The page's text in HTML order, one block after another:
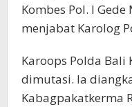
Kombes Pol. I
menjabat Karolog
Karoops Polda Bali
dimutasi. Ia
Kabagpakatkerma